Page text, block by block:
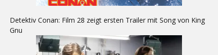
Detektiv Conan: Film 28 zeigt ersten Trailer mit Song von King
Gnu